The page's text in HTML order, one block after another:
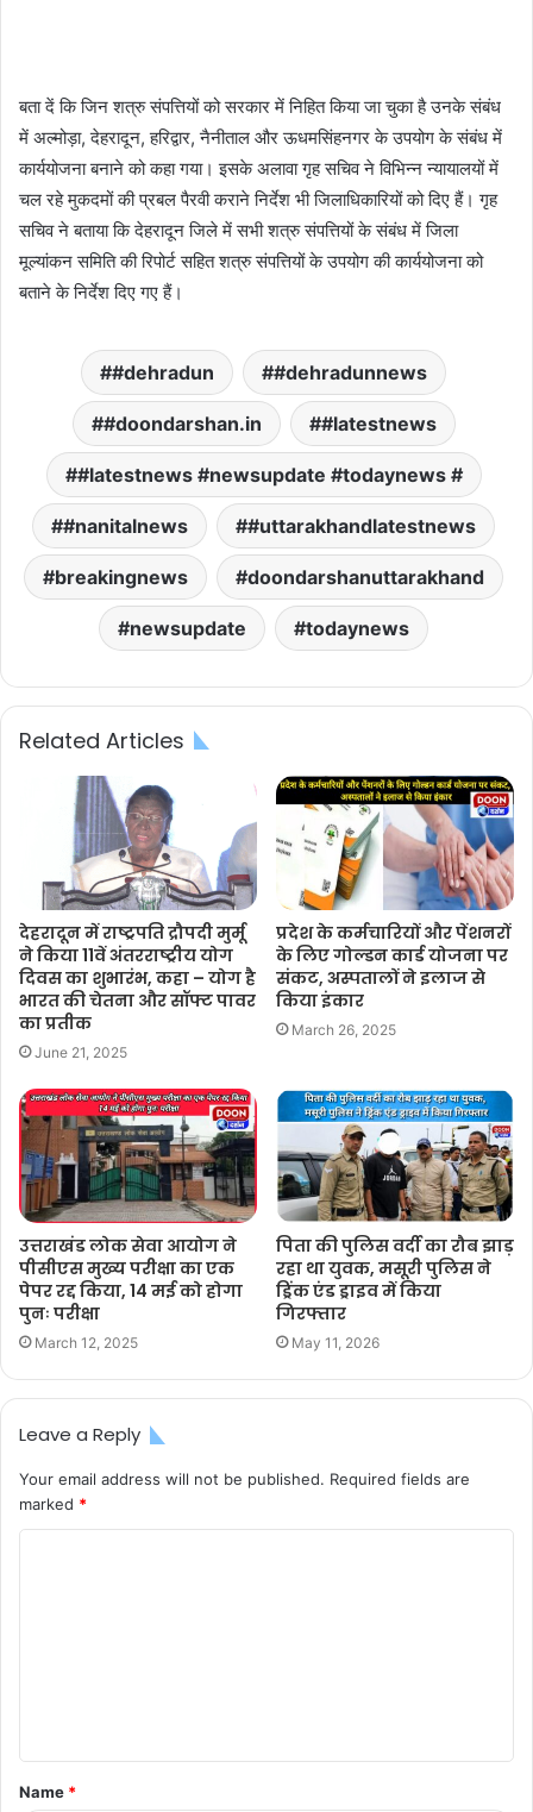
बता दें कि जिन शत्रु संपत्तियों को सरकार में निहित किया जा चुका है उनके संबंध
में अल्मोड़ा, देहरादून, हरिद्वार, नैनीताल और ऊधमसिंहनगर के उपयोग के संबंध में
कार्ययोजना बनाने को कहा गया। इसके अलावा गृह सचिव ने विभिन्न न्यायालयों में
चल रहे मुकदमों की प्रबल पैरवी कराने निर्देश भी जिलाधिकारियों को दिए हैं। गृह
सचिव ने बताया कि देहरादून जिले में सभी शत्रु संपत्तियों के संबंध में जिला
मूल्यांकन समिति की रिपोर्ट सहित शत्रु संपत्तियों के उपयोग की कार्ययोजना को
बताने के निर्देश दिए गए हैं।
#dehradun #dehradunnews
#doondarshan.in #latestnews
#latestnews #newsupdate #todaynews #
#nanitalnews #uttarakhandlatestnews
breakingnews doondarshanuttarakhand
newsupdate todaynews
Related Articles
देहरादून में राष्ट्रपति द्रौपदी मुर्मू
ने किया 11वें अंतरराष्ट्रीय योग
दिवस का शुभारंभ, कहा – योग है
भारत की चेतना और सॉफ्ट पावर
का प्रतीक
June 21, 2025
प्रदेश के कर्मचारियों और पेंशनरों
के लिए गोल्डन कार्ड योजना पर
संकट, अस्पतालों ने इलाज से
किया इंकार
March 26, 2025
उत्तराखंड लोक सेवा आयोग ने
पीसीएस मुख्य परीक्षा का एक
पेपर रद्द किया, 14 मई को होगा
पुनः परीक्षा
March 12, 2025
पिता की पुलिस वर्दी का रौब झाड़
रहा था युवक, मसूरी पुलिस ने
ड्रिंक एंड ड्राइव में किया
गिरफ्तार
May 11, 2026
Leave a Reply
Your email address will not be published. Required fields are
marked *
t
*
Name *